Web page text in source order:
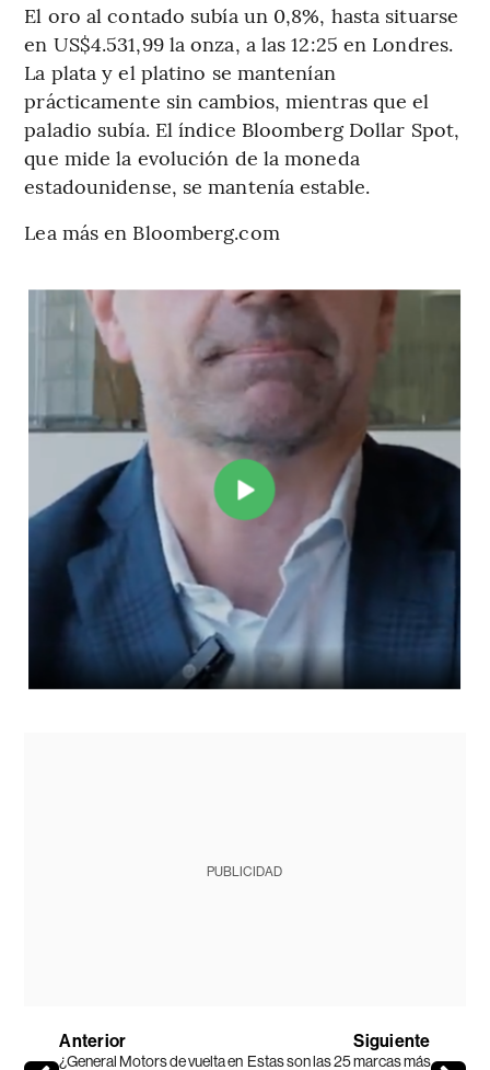
El oro al contado subía un 0,8%, hasta situarse
en US$4.531,99 la onza, a las 12:25 en Londres.
La plata y el platino se mantenían
prácticamente sin cambios, mientras que el
paladio subía. El índice Bloomberg Dollar Spot,
que mide la evolución de la moneda
estadounidense, se mantenía estable.
Lea más en Bloomberg.com
PUBLICIDAD
Anterior
¿General Motors de vuelta en
Siguiente
Estas son las 25 marcas más